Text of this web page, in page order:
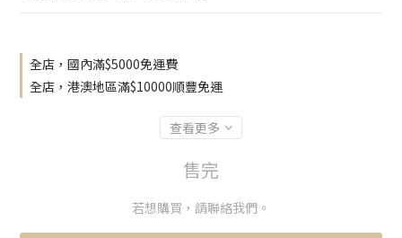
全店，國內滿$5000免運費
全店，港澳地區滿$10000順豐免運
查看更多
售完
若想購買，請聯絡我們。